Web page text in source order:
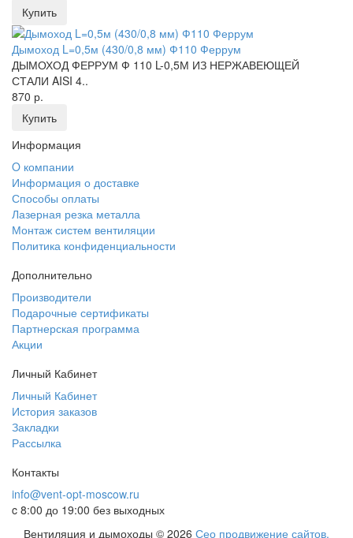
Купить
Дымоход L=0,5м (430/0,8 мм) Ф110 Феррум
ДЫМОХОД ФЕРРУМ Ф 110 L-0,5М ИЗ НЕРЖАВЕЮЩЕЙ
СТАЛИ AISI 4..
870 р.
Купить
Информация
O компании
Информация о доставке
Способы оплаты
Лазерная резка металла
Монтаж систем вентиляции
Политика конфиденциальности
Дополнительно
Производители
Подарочные сертификаты
Партнерская программа
Акции
Личный Кабинет
Личный Кабинет
История заказов
Закладки
Рассылка
Контакты
info@vent-opt-moscow.ru
c 8:00 до 19:00 без выходных
Вентиляция и дымоходы © 2026 Сео продвижение сайтов.